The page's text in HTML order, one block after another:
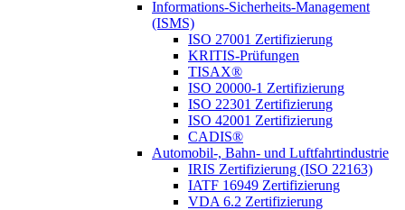
Informations-Sicherheits-Management
(ISMS)
ISO 27001 Zertifizierung
KRITIS-Prüfungen
TISAX®
ISO 20000-1 Zertifizierung
ISO 22301 Zertifizierung
ISO 42001 Zertifizierung
CADIS®
Automobil-, Bahn- und Luftfahrtindustrie
IRIS Zertifizierung (ISO 22163)
IATF 16949 Zertifizierung
VDA 6.2 Zertifizierung